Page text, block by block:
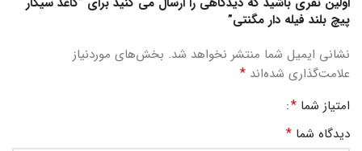
پیچ بلند فیله دار مگنتی”
نشانی ایمیل شما منتشر نخواهد شد. بخش‌های موردنیاز
علامت‌گذاری شده‌اند *
امتیاز شما *
دیدگاه شما *